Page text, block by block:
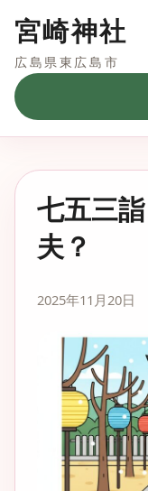
宮崎神社
広島県東広島市
七五三
夫？
2025年11月20日